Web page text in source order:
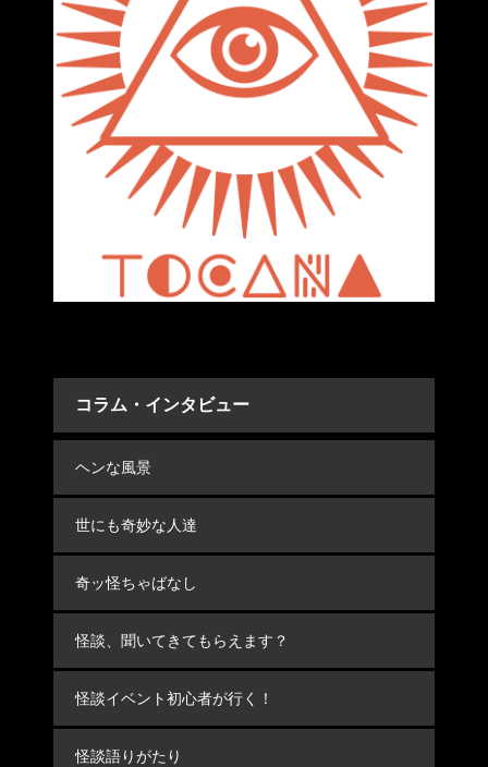
コラム・インタビュー
ヘンな風景
世にも奇妙な人達
奇ッ怪ちゃばなし
怪談、聞いてきてもらえます？
怪談イベント初心者が行く！
怪談語りがたり